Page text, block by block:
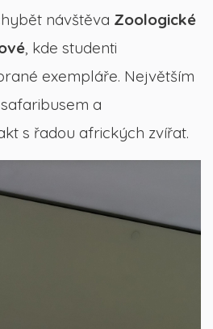
návštěva Zoologické
, kde studenti
exempláře. Největším
a
s řadou afrických zvířat.